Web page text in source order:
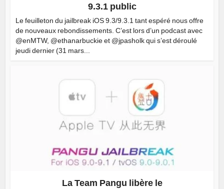
9.3.1 public
Le feuilleton du jailbreak iOS 9.3/9.3.1 tant espéré nous offre
de nouveaux rebondissements. C’est lors d’un podcast avec
@enMTW, @ethanarbuckie et @jpasholk qui s’est déroulé
jeudi dernier (31 mars...
La Team Pangu libère le